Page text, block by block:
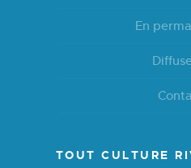
En
TOUT CULTURE